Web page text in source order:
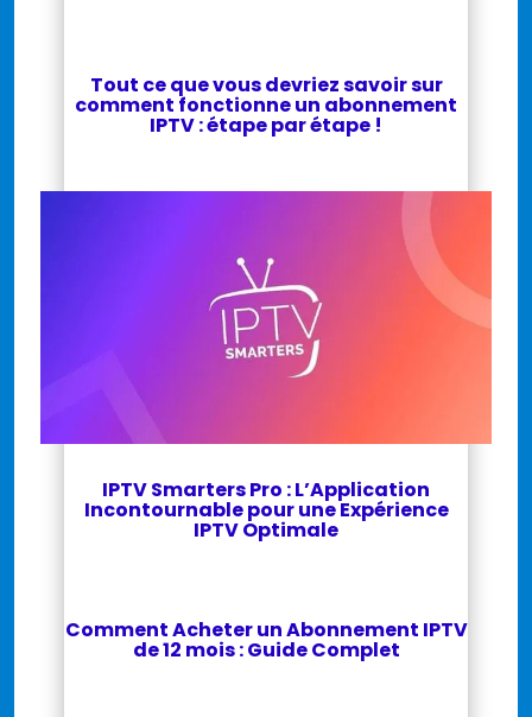
Tout ce que vous devriez savoir sur
comment fonctionne un abonnement
IPTV : étape par étape !
IPTV Smarters Pro : L’Application
Incontournable pour une Expérience
IPTV Optimale
Comment Acheter un Abonnement IPTV
de 12 mois : Guide Complet